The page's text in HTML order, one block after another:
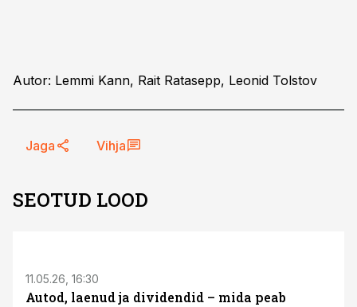
Autor: Lemmi Kann, Rait Ratasepp, Leonid Tolstov
Jaga Vihja
SEOTUD LOOD
11.05.26, 16:30
Autod, laenud ja dividendid – mida peab